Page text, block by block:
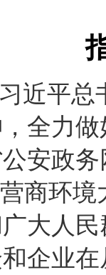
近平
，全力
安政
商环
大人
企业